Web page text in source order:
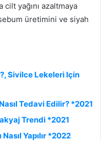
cilt yağını azaltmaya
üretimini ve siyah
Sivilce Lekeleri Için
Tedavi Edilir? *2021
Trendi *2021
Yapılır *2022